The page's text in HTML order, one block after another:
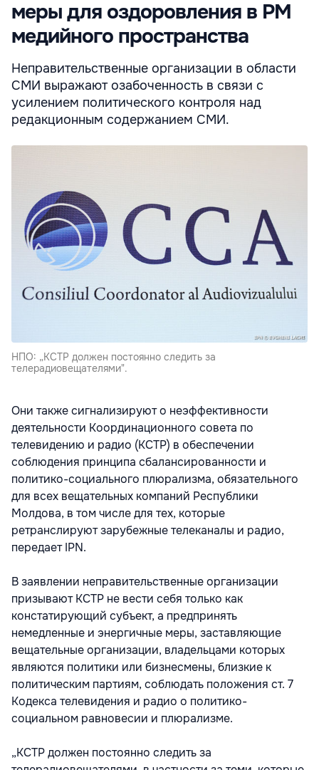
меры для оздоровления в РМ
медийного пространства
Неправительственные организации в области
СМИ выражают озабоченность в связи с
усилением политического контроля над
редакционным содержанием СМИ.
НПО: „КСТР должен постоянно следить за
телерадиовещателями".
Они также сигнализируют о неэффективности
деятельности Координационного совета по
телевидению и радио (КСТР) в обеспечении
соблюдения принципа сбалансированности и
политико-социального плюрализма, обязательного
для всех вещательных компаний Республики
Молдова, в том числе для тех, которые
ретранслируют зарубежные телеканалы и радио,
передает IPN.
В заявлении неправительственные организации
призывают КСТР не вести себя только как
констатирующий субъект, а предпринять
немедленные и энергичные меры, заставляющие
вещательные организации, владельцами которых
являются политики или бизнесмены, близкие к
политическим партиям, соблюдать положения ст. 7
Кодекса телевидения и радио о политико-
социальном равновесии и плюрализме.
„КСТР должен постоянно следить за